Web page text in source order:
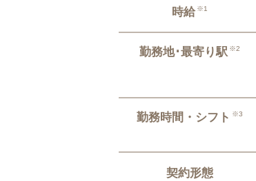
時給 ※1
勤務地･最寄り駅 ※2
勤務時間・シフト ※3
契約形態